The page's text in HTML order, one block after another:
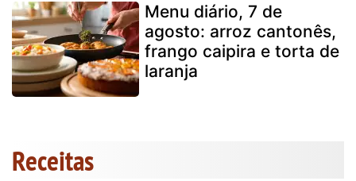
Menu diário, 7 de
agosto: arroz cantonês,
frango caipira e torta de
laranja
Receitas